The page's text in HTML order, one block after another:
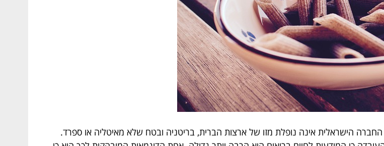
החברה הישראלית אינה נופלת מזו של ארצות הברית, בריטניה ובטח שלא מאיטליה או ספרד.